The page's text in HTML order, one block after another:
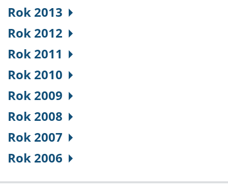
Rok 2013
Rok 2012
Rok 2011
Rok 2010
Rok 2009
Rok 2008
Rok 2007
Rok 2006